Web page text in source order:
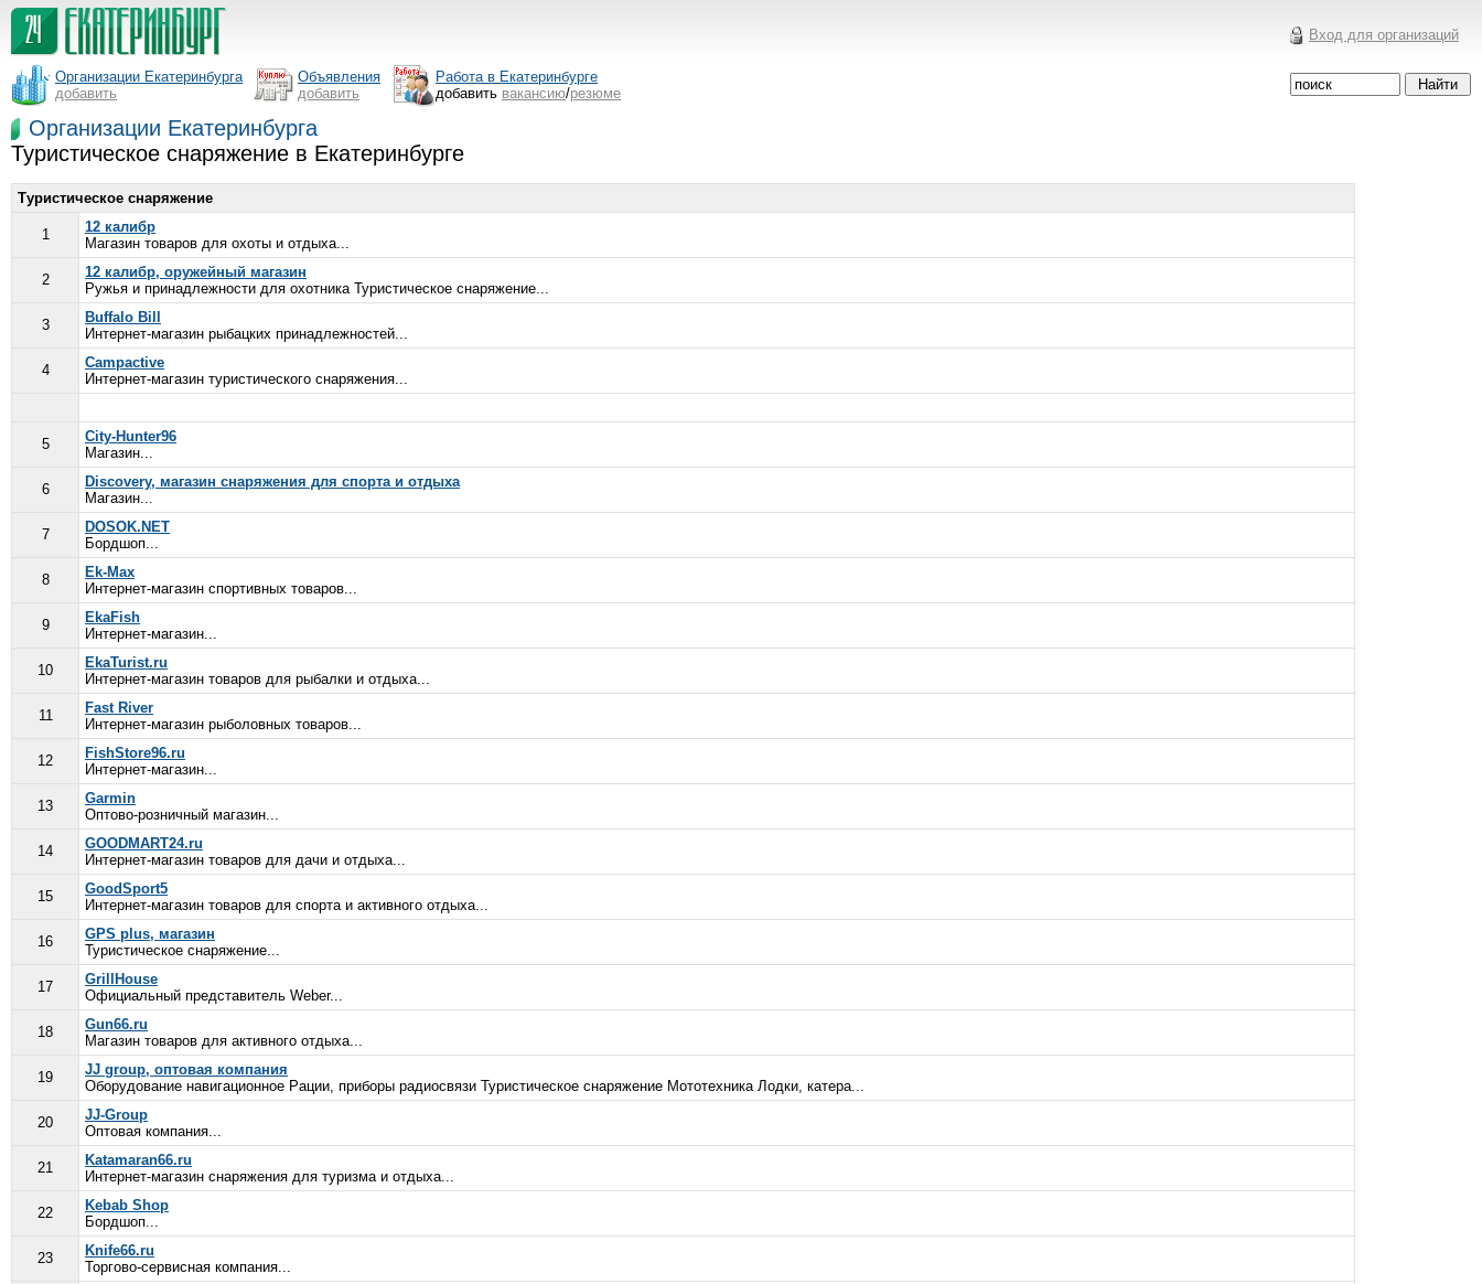
Вход для организаций
Организации Екатеринбурга
добавить
Объявления
добавить
Работа в Екатеринбурге
добавить вакансию/резюме
Организации Екатеринбурга
Туристическое снаряжение в Екатеринбурге
Туристическое снаряжение
1
12 калибр
Магазин товаров для охоты и отдыха...
2
12 калибр, оружейный магазин
Ружья и принадлежности для охотника Туристическое снаряжение...
3
Buffalo Bill
Интернет-магазин рыбацких принадлежностей...
4
Campactive
Интернет-магазин туристического снаряжения...
5
City-Hunter96
Магазин...
6
Discovery, магазин снаряжения для спорта и отдыха
Магазин...
7
DOSOK.NET
Бордшоп...
8
Ek-Max
Интернет-магазин спортивных товаров...
9
EkaFish
Интернет-магазин...
10
EkaTurist.ru
Интернет-магазин товаров для рыбалки и отдыха...
11
Fast River
Интернет-магазин рыболовных товаров...
12
FishStore96.ru
Интернет-магазин...
13
Garmin
Оптово-розничный магазин...
14
GOODMART24.ru
Интернет-магазин товаров для дачи и отдыха...
15
GoodSport5
Интернет-магазин товаров для спорта и активного отдыха...
16
GPS plus, магазин
Туристическое снаряжение...
17
GrillHouse
Официальный представитель Weber...
18
Gun66.ru
Магазин товаров для активного отдыха...
19
JJ group, оптовая компания
Оборудование навигационное Рации, приборы радиосвязи Туристическое снаряжение Мототехника Лодки, катера...
20
JJ-Group
Оптовая компания...
21
Katamaran66.ru
Интернет-магазин снаряжения для туризма и отдыха...
22
Kebab Shop
Бордшоп...
23
Knife66.ru
Торгово-сервисная компания...